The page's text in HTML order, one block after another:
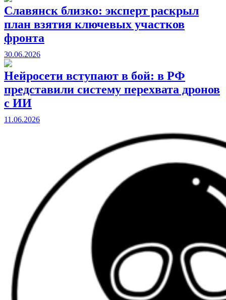
Славянск близко: эксперт раскрыл
план взятия ключевых участков
фронта
30.06.2026
Нейросети вступают в бой: в РФ
представили систему перехвата дронов
с ИИ
11.06.2026